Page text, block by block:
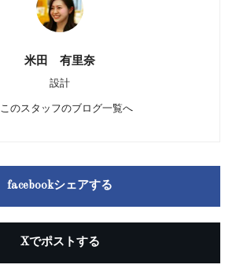
米田 有里奈
設計
このスタッフのブログ一覧へ
facebookシェアする
Xでポストする